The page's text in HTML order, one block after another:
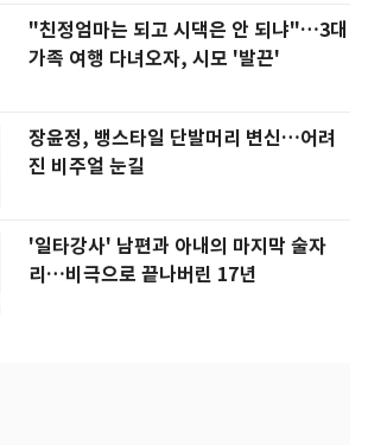
"친정엄마는 되고 시댁은 안 되냐"…3대
가족 여행 다녀오자, 시모 '발끈'
장윤정, 뱅스타일 단발머리 변신…어려
진 비주얼 눈길
'일타강사' 남편과 아내의 마지막 술자
리…비극으로 끝나버린 17년